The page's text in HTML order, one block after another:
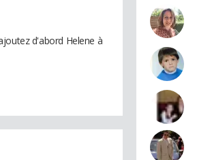
d'abord Helene à